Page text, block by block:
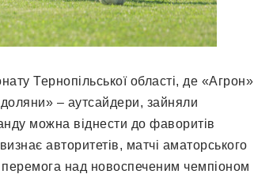
Тернопільської області, де «Агрон»
– аутсайдери, зайняли
можна віднести до фаворитів
авторитетів, матчі аматорського
над новоспеченим чемпіоном